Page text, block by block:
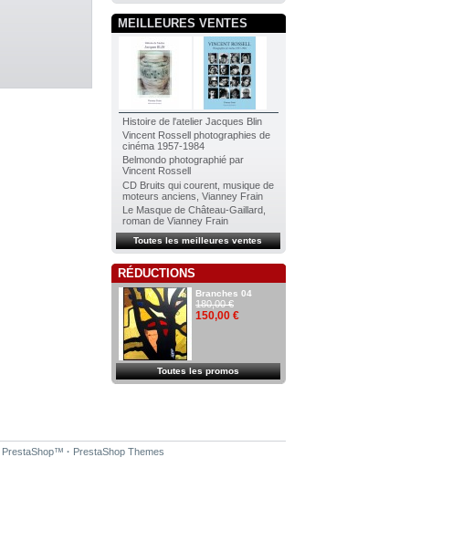
MEILLEURES VENTES
Histoire de l'atelier Jacques Blin
Vincent Rossell photographies de
cinéma 1957-1984
Belmondo photographié par
Vincent Rossell
CD Bruits qui courent, musique de
moteurs anciens, Vianney Frain
Le Masque de Château-Gaillard,
roman de Vianney Frain
Toutes les meilleures ventes
RÉDUCTIONS
Branches 04
180,00 €
150,00 €
Toutes les promos
PrestaShop™ · PrestaShop Themes